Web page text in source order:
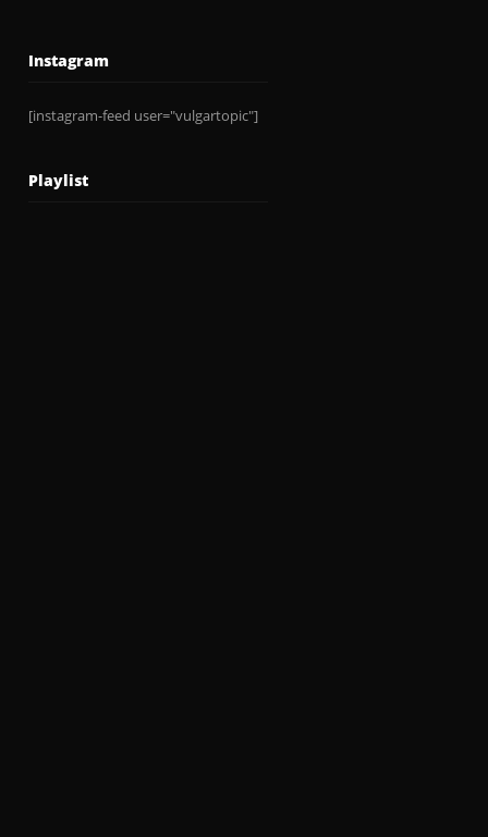
Instagram
[instagram-feed user="vulgartopic"]
Playlist